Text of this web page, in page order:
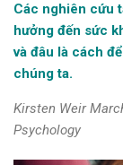
Các nghiên cứu
hưởng đến sức
và đâu là cách
chúng ta.
Kirsten Weir
Psychology